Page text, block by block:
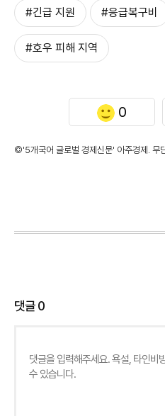
#긴급 지원 #응급복구비
#호우 피해 지역
0
©'5개국어 글로벌 경제신문' 아주경제. 무
댓글0